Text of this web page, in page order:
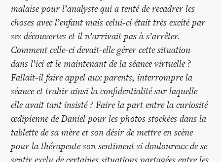
malaise pour l’analyste qui a tenté de recadrer les
choses avec l’enfant mais celui-ci était très excité par
ses découvertes et il n’arrivait pas à s’arrêter.
Comment celle-ci devait-elle gérer cette situation
dans l’ici et le maintenant de la séance virtuelle ?
Fallait-il faire appel aux parents, interrompre la
séance et trahir ainsi la confidentialité sur laquelle
elle avait tant insisté ? Faire la part entre la curiosité
œdipienne de Daniel pour les photos stockées dans la
tablette de sa mère et son désir de mettre en scène
pour la thérapeute son sentiment si douloureux de se